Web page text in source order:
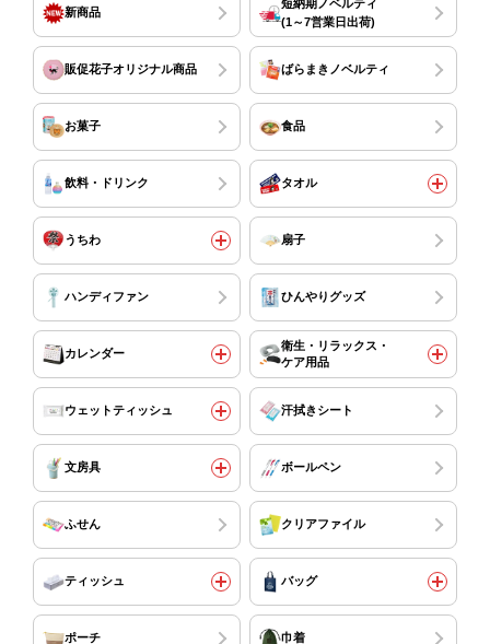
新商品
短納期ノベルティ
(1～7営業日出荷)
販促花子オリジナル商品 ばらまきノベルティ
お菓子 食品
飲料・ドリンク タオル
うちわ 扇子
ハンディファン ひんやりグッズ
カレンダー
衛生・リラックス・
ケア用品
ウェットティッシュ 汗拭きシート
文房具 ボールペン
ふせん クリアファイル
ティッシュ バッグ
ポーチ 巾着